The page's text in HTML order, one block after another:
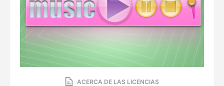
ACERCA DE LAS LICENCIAS